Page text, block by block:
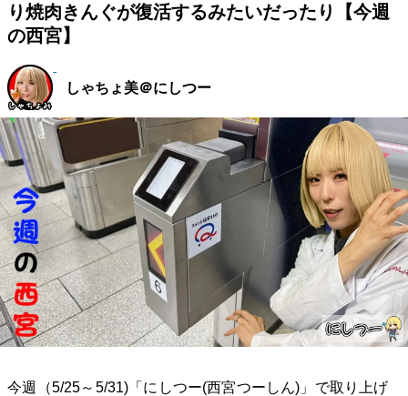
り焼肉きんぐが復活するみたいだったり【今週
の西宮】
しゃちょ美＠にしつー
今週（5/25～5/31)「にしつー(西宮つーしん)」で取り上げ